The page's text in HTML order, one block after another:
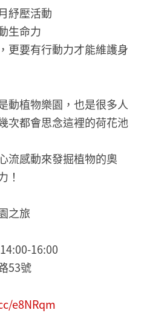
紓壓活動
生命力
更要有行動力才能維護身
動植物樂園，也是很多人
次都會思念這裡的荷花池
流感動來發掘植物的奧
！
之旅
16:00
53號
e8NRqm